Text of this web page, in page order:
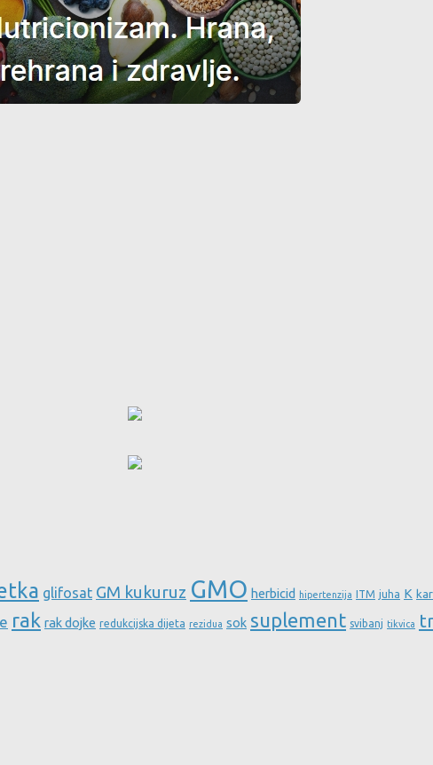
glifosat GM kukuruz GMO herbicid hipertenzija ITM juha K
rak rak dojke redukcijska dijeta rezidua sok suplement svibanj tikvica